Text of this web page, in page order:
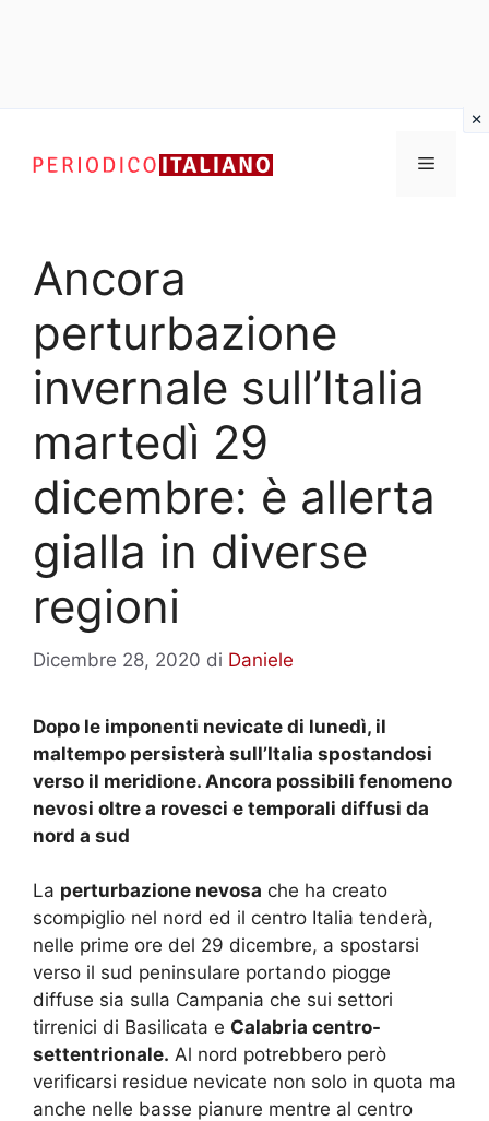
contenuto
Menu
Ancora
perturbazione
invernale sull’Italia
martedì 29
dicembre: è allerta
gialla in diverse
regioni
Dicembre 28, 2020 di Daniele
Dopo le imponenti nevicate di lunedì, il
maltempo persisterà sull’Italia spostandosi
verso il meridione. Ancora possibili fenomeno
nevosi oltre a rovesci e temporali diffusi da
nord a sud
La perturbazione nevosa che ha creato
scompiglio nel nord ed il centro Italia tenderà,
nelle prime ore del 29 dicembre, a spostarsi
verso il sud peninsulare portando piogge
diffuse sia sulla Campania che sui settori
tirrenici di Basilicata e Calabria centro-
settentrionale. Al nord potrebbero però
verificarsi residue nevicate non solo in quota ma
anche nelle basse pianure mentre al centro